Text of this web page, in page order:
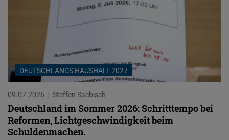
DEUTSCHLANDS HAUSHALT 2027
09.07.2026 Steffen Saebisch
Deutschland im Sommer 2026: Schritttempo bei
Reformen, Lichtgeschwindigkeit beim
Schuldenmachen.